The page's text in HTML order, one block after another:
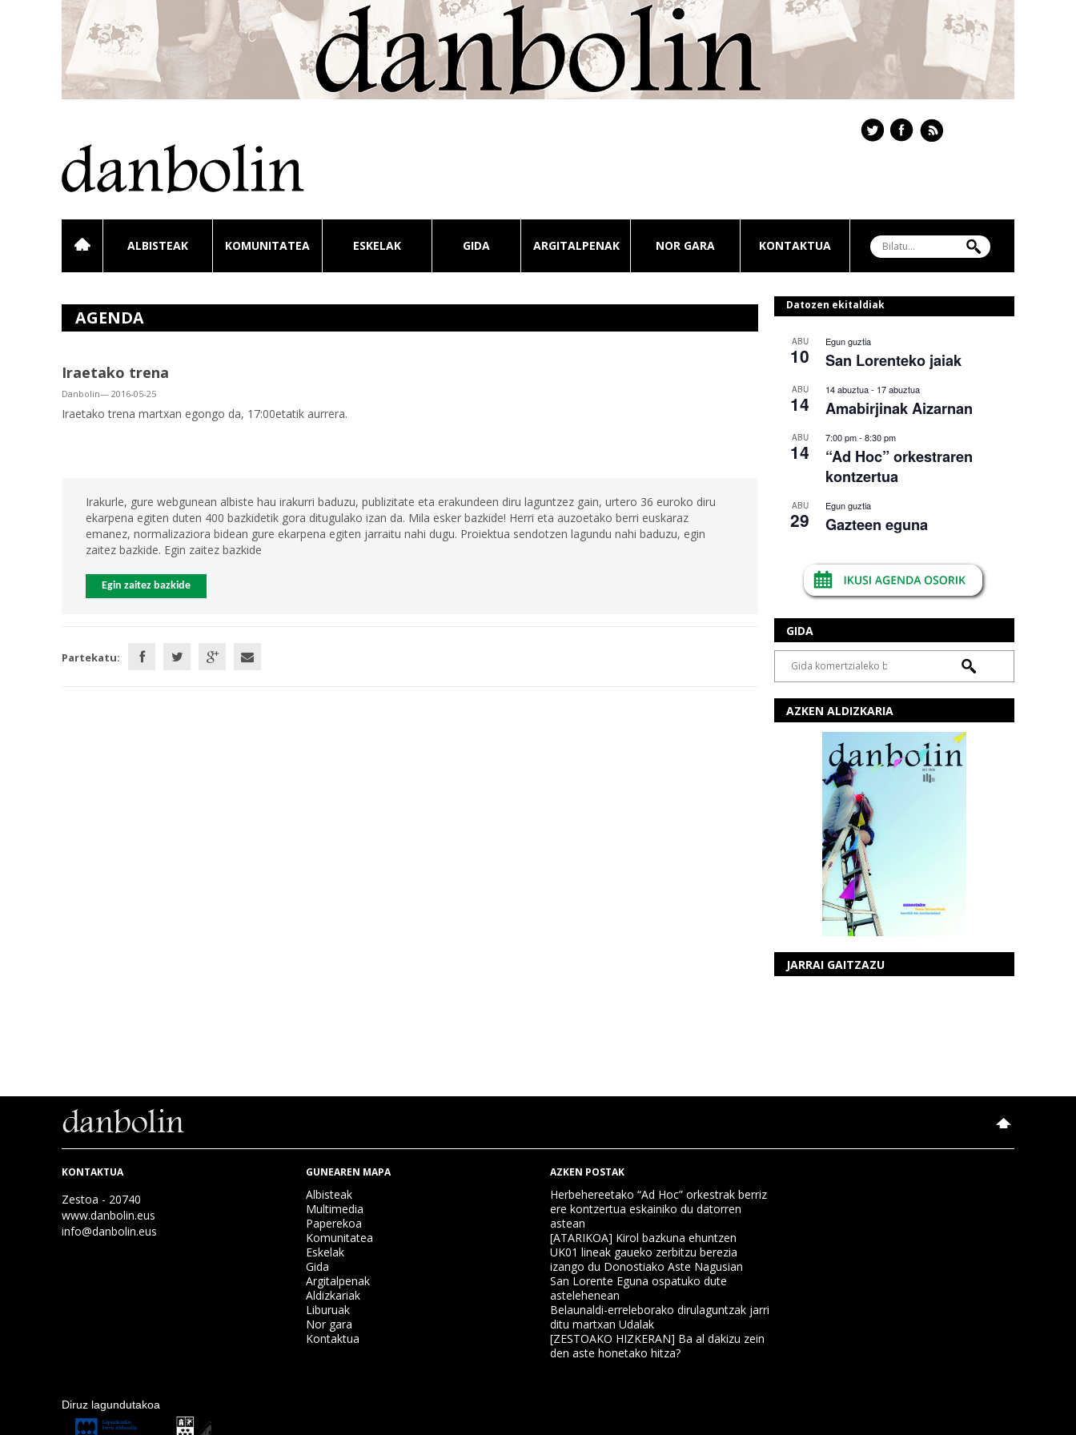
ALBISTEAK KOMUNITATEA ESKELAK GIDA ARGITALPENAK NOR GARA KONTAKTUA
AGENDA
Iraetako trena
Danbolin— 2016-05-25
Iraetako trena martxan egongo da, 17:00etatik aurrera.
Irakurle, gure webgunean albiste hau irakurri baduzu, publizitate eta erakundeen diru laguntzez gain, urtero 36 euroko diru
ekarpena egiten duten 400 bazkidetik gora ditugulako izan da. Mila esker bazkide! Herri eta auzoetako berri euskaraz
emanez, normalizaziora bidean gure ekarpena egiten jarraitu nahi dugu. Proiektua sendotzen lagundu nahi baduzu, egin
zaitez bazkide. Egin zaitez bazkide
Egin zaitez bazkide
Partekatu:
Datozen ekitaldiak
ABU
10
Egun guztia
San Lorenteko jaiak
ABU
14
14 abuztua- 17 abuztua
Amabirjinak Aizarnan
ABU
14
7:00 pm- 8:30 pm
“Ad Hoc” orkestraren
kontzertua
ABU
29
Egun guztia
Gazteen eguna
GIDA
AZKEN ALDIZKARIA
JARRAI GAITZAZU
KONTAKTUA
Zestoa - 20740
www.danbolin.eus
info@danbolin.eus
GUNEAREN MAPA
Albisteak
Multimedia
Paperekoa
Komunitatea
Eskelak
Gida
Argitalpenak
Aldizkariak
Liburuak
Nor gara
Kontaktua
AZKEN POSTAK
Herbehereetako “Ad Hoc” orkestrak berriz
ere kontzertua eskainiko du datorren
astean
[ATARIKOA] Kirol bazkuna ehuntzen
UK01 lineak gaueko zerbitzu berezia
izango du Donostiako Aste Nagusian
San Lorente Eguna ospatuko dute
astelehenean
Belaunaldi-erreleborako dirulaguntzak jarri
ditu martxan Udalak
[ZESTOAKO HIZKERAN] Ba al dakizu zein
den aste honetako hitza?
Diruz lagundutakoa